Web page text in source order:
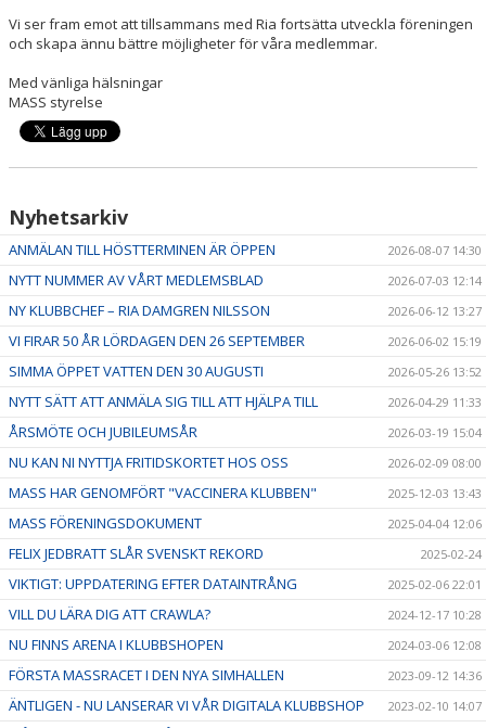
Vi ser fram emot att tillsammans med Ria fortsätta utveckla föreningen
och skapa ännu bättre möjligheter för våra medlemmar.
Med vänliga hälsningar
MASS styrelse
Nyhetsarkiv
ANMÄLAN TILL HÖSTTERMINEN ÄR ÖPPEN 2026-08-07 14:30
NYTT NUMMER AV VÅRT MEDLEMSBLAD 2026-07-03 12:14
NY KLUBBCHEF – RIA DAMGREN NILSSON 2026-06-12 13:27
VI FIRAR 50 ÅR LÖRDAGEN DEN 26 SEPTEMBER 2026-06-02 15:19
SIMMA ÖPPET VATTEN DEN 30 AUGUSTI 2026-05-26 13:52
NYTT SÄTT ATT ANMÄLA SIG TILL ATT HJÄLPA TILL 2026-04-29 11:33
ÅRSMÖTE OCH JUBILEUMSÅR 2026-03-19 15:04
NU KAN NI NYTTJA FRITIDSKORTET HOS OSS 2026-02-09 08:00
MASS HAR GENOMFÖRT "VACCINERA KLUBBEN" 2025-12-03 13:43
MASS FÖRENINGSDOKUMENT 2025-04-04 12:06
FELIX JEDBRATT SLÅR SVENSKT REKORD 2025-02-24
VIKTIGT: UPPDATERING EFTER DATAINTRÅNG 2025-02-06 22:01
VILL DU LÄRA DIG ATT CRAWLA? 2024-12-17 10:28
NU FINNS ARENA I KLUBBSHOPEN 2024-03-06 12:08
FÖRSTA MASSRACET I DEN NYA SIMHALLEN 2023-09-12 14:36
ÄNTLIGEN - NU LANSERAR VI VÅR DIGITALA KLUBBSHOP 2023-02-10 14:07